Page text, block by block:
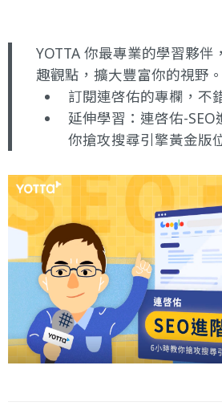
YOTTA 你最專業的學習夥伴
趣觀點，擴大豐富你的視野。
訂閱連啓佑的專欄 ，不
延伸學習： 連啓佑-
你搶攻搜尋引擎黃金版